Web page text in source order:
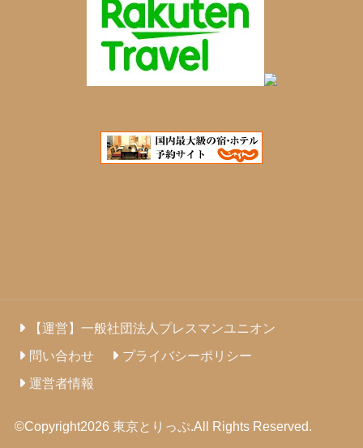
【運営】一般社団法人プレスマンユニオン
問い合わせ
プライバシーポリシー
運営者情報
©Copyright2026 東京とりっぷ.All Rights Reserved.